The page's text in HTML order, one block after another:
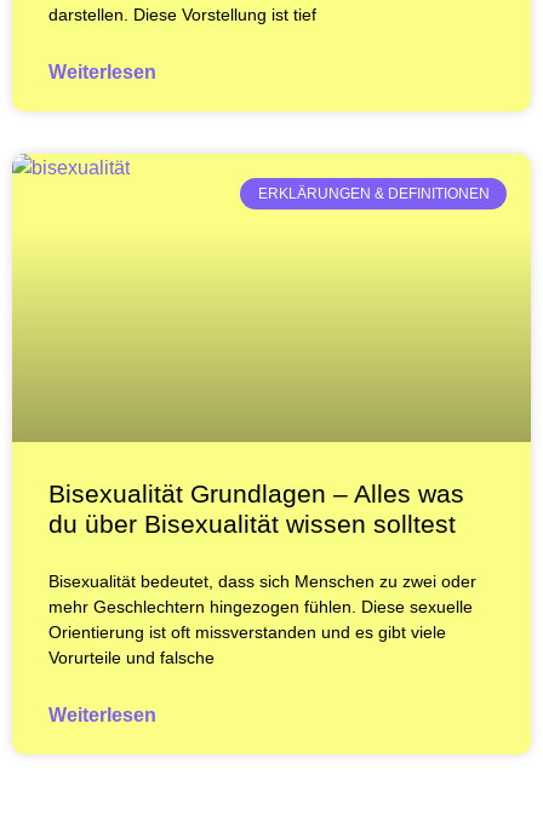
darstellen. Diese Vorstellung ist tief
Weiterlesen
ERKLÄRUNGEN & DEFINITIONEN
Bisexualität Grundlagen – Alles was
du über Bisexualität wissen solltest
Bisexualität bedeutet, dass sich Menschen zu zwei oder
mehr Geschlechtern hingezogen fühlen. Diese sexuelle
Orientierung ist oft missverstanden und es gibt viele
Vorurteile und falsche
Weiterlesen